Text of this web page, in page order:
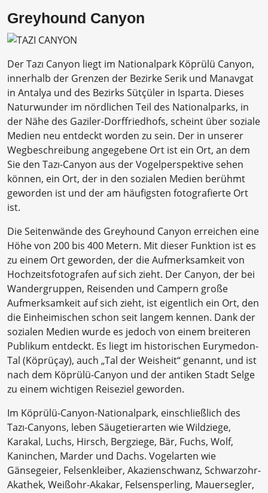
Greyhound Canyon
Der Tazı Canyon liegt im Nationalpark Köprülü Canyon,
innerhalb der Grenzen der Bezirke Serik und Manavgat
in Antalya und des Bezirks Sütçüler in Isparta. Dieses
Naturwunder im nördlichen Teil des Nationalparks, in
der Nähe des Gaziler-Dorffriedhofs, scheint über soziale
Medien neu entdeckt worden zu sein. Der in unserer
Wegbeschreibung angegebene Ort ist ein Ort, an dem
Sie den Tazı-Canyon aus der Vogelperspektive sehen
können, ein Ort, der in den sozialen Medien berühmt
geworden ist und der am häufigsten fotografierte Ort
ist.
Die Seitenwände des Greyhound Canyon erreichen eine
Höhe von 200 bis 400 Metern. Mit dieser Funktion ist es
zu einem Ort geworden, der die Aufmerksamkeit von
Hochzeitsfotografen auf sich zieht. Der Canyon, der bei
Wandergruppen, Reisenden und Campern große
Aufmerksamkeit auf sich zieht, ist eigentlich ein Ort, den
die Einheimischen schon seit langem kennen. Dank der
sozialen Medien wurde es jedoch von einem breiteren
Publikum entdeckt. Es liegt im historischen Eurymedon-
Tal (Köprüçay), auch „Tal der Weisheit“ genannt, und ist
nach dem Köprülü-Canyon und der antiken Stadt Selge
zu einem wichtigen Reiseziel geworden.
Im Köprülü-Canyon-Nationalpark, einschließlich des
Tazı-Canyons, leben Säugetierarten wie Wildziege,
Karakal, Luchs, Hirsch, Bergziege, Bär, Fuchs, Wolf,
Kaninchen, Marder und Dachs. Vogelarten wie
Gänsegeier, Felsenkleiber, Akazienschwanz, Schwarzohr-
Akathek, Weißohr-Akakar, Felsensperling, Mauersegler,